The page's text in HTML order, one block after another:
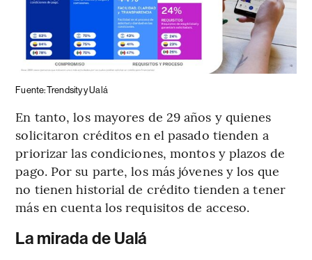
Fuente: Trendsity y Ualá
En tanto, los mayores de 29 años y quienes
solicitaron créditos en el pasado tienden a
priorizar las condiciones, montos y plazos de
pago. Por su parte, los más jóvenes y los que
no tienen historial de crédito tienden a tener
más en cuenta los requisitos de acceso.
La mirada de Ualá